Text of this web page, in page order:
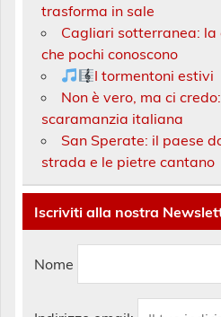
trasforma in sale
Cagliari sotterranea:
che pochi conoscono
I tormentoni estivi
Non è vero, ma ci
scaramanzia italiana
San Sperate: il paese
strada e le pietre cantano
Iscriviti alla nostra
Nome